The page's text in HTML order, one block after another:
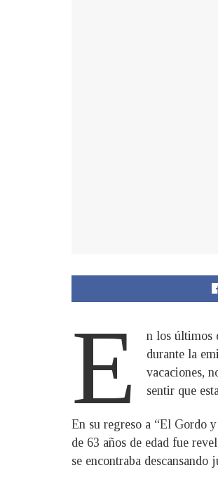
E
n los últimos
durante la
vacaciones,
sentir que
En su regreso a “El Gordo
de 63 años de edad fue
se encontraba